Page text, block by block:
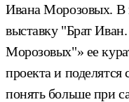
Ивана Морозовых. В
выставку "Брат
Морозовых"» ее
проекта и поделятся
понять больше при